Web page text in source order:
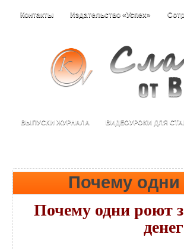
Контакты Издательство «Успех»
ВЫПУСКИ ЖУРНАЛА ВИДЕОУРОКИ ДЛЯ
Почему
Почему одни роют